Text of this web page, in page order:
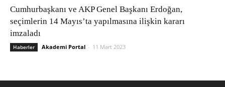
Cumhurbaşkanı ve AKP Genel Başkanı Erdoğan,
seçimlerin 14 Mayıs’ta yapılmasına ilişkin kararı
imzaladı
Haberler Akademi Portal - 11 Mart 2023